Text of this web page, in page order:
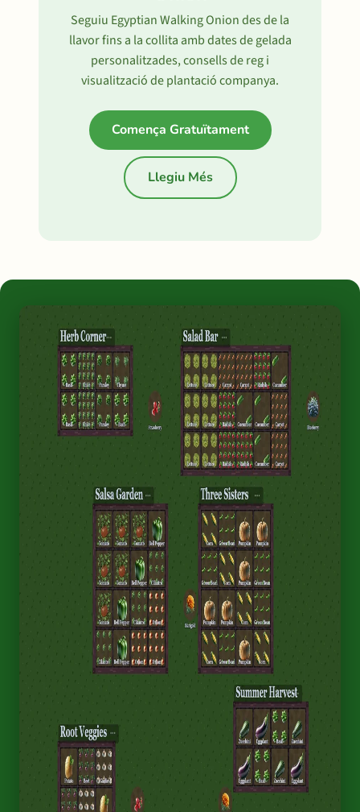
Seguiu Egyptian Walking Onion des de la
llavor fins a la collita amb dates de gelada
personalitzades, consells de reg i
visualització de plantació companya.
Comença Gratuïtament
Llegiu Més